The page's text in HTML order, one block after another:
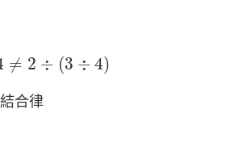
≠ 2 ÷ (3 ÷ 4)
(3 ÷ 4)
合律